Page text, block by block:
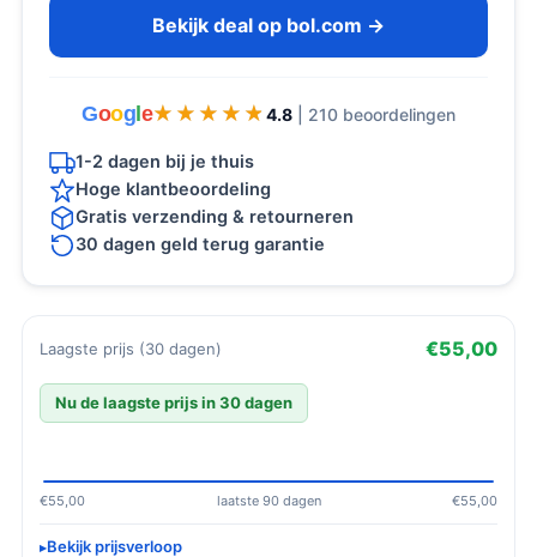
Bekijk deal op bol.com →
Goog e★★★★★
★★★★★ 4.8 | 210 beoordelingen
1-2 dagen bij je thuis
Hoge klantbeoordeling
Gratis verzending & retourneren
30 dagen geld terug garantie
Laagste prijs (30 dagen) €55,00
Nu de laagste prijs in 30 dagen
€55,00 laatste 90 dagen €55,00
Bekijk prijsverloop